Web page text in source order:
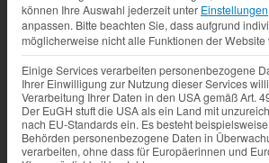
können Ihre Auswahl jederzeit unter Einstellungen
anpassen. Bitte beachten Sie, dass aufgrund
möglicherweise nicht alle Funktionen der Website
Einige Services verarbeiten personenbezogene
Ihrer Einwilligung zur Nutzung dieser Services
Verarbeitung Ihrer Daten in den USA gemäß Art.
Der EuGH stuft die USA als ein Land mit
nach EU-Standards ein. Es besteht
Behörden personenbezogene Daten in
verarbeiten, ohne dass für Europäerinnen und